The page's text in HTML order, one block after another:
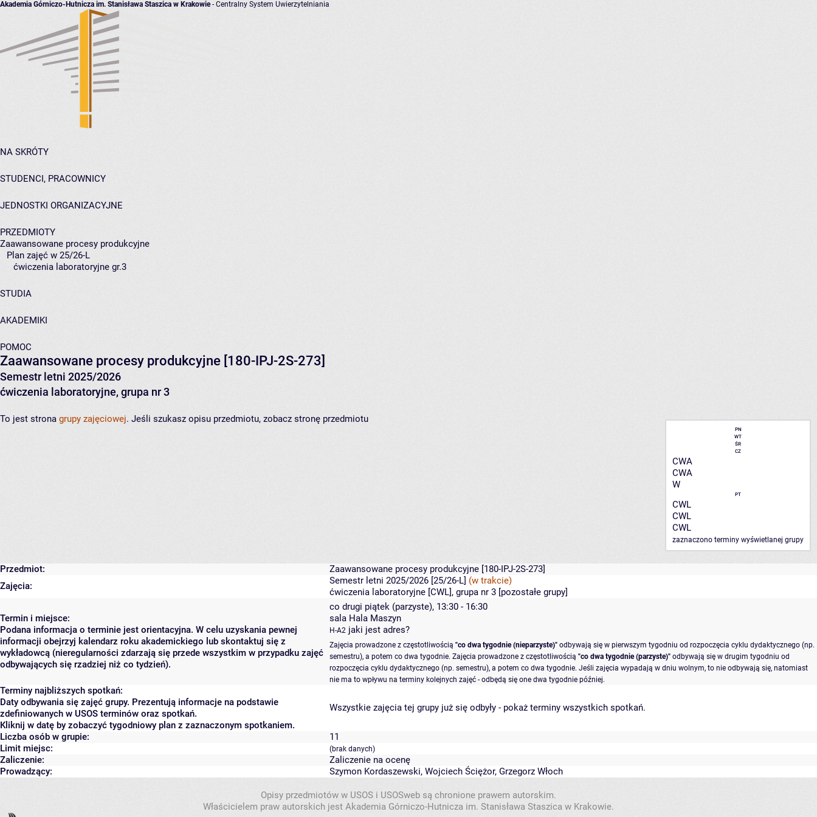
Akademia Górniczo-Hutnicza im. Stanisława Staszica w Krakowie- Centralny System Uwierzytelniania
NA SKRÓTY
STUDENCI, PRACOWNICY
JEDNOSTKI ORGANIZACYJNE
PRZEDMIOTY
Zaawansowane procesy produkcyjne
Plan zajęć w 25/26-L
ćwiczenia laboratoryjne gr.3
STUDIA
AKADEMIKI
POMOC
Zaawansowane procesy produkcyjne [180-IPJ-2S-273]
Semestr letni 2025/2026
ćwiczenia laboratoryjne, grupa nr 3
PN
WT
ŚR
CZ
CWA
CWA
W
PT
CWL
CWL
CWL
zaznaczono terminy wyświetlanej grupy
To jest strona grupy zajęciowej. Jeśli szukasz opisu przedmiotu, zobacz stronę przedmiotu
Przedmiot: Zaawansowane procesy produkcyjne [180-IPJ-2S-273]
Zajęcia:
Semestr letni 2025/2026 [25/26-L] (w trakcie)
ćwiczenia laboratoryjne [CWL], grupa nr 3 [pozostałe grupy]
Termin i miejsce:
Podana informacja o terminie jest orientacyjna. W celu uzyskania pewnej
informacji obejrzyj kalendarz roku akademickiego lub skontaktuj się z
wykładowcą (nieregularności zdarzają się przede wszystkim w przypadku zajęć
odbywających się rzadziej niż co tydzień).
co drugi piątek (parzyste), 13:30 - 16:30
sala Hala Maszyn
H-A2 jaki jest adres?
Zajęcia prowadzone z częstotliwością "co dwa tygodnie (nieparzyste)" odbywają się w pierwszym tygodniu od rozpoczęcia cyklu dydaktycznego (np.
semestru), a potem co dwa tygodnie. Zajęcia prowadzone z częstotliwością "co dwa tygodnie (parzyste)" odbywają się w drugim tygodniu od
rozpoczęcia cyklu dydaktycznego (np. semestru), a potem co dwa tygodnie. Jeśli zajęcia wypadają w dniu wolnym, to nie odbywają się, natomiast
nie ma to wpływu na terminy kolejnych zajęć - odbędą się one dwa tygodnie później.
Terminy najbliższych spotkań:
Daty odbywania się zajęć grupy. Prezentują informacje na podstawie
zdefiniowanych w USOS terminów oraz spotkań.
Kliknij w datę by zobaczyć tygodniowy plan z zaznaczonym spotkaniem.
Wszystkie zajęcia tej grupy już się odbyły - pokaż terminy wszystkich spotkań.
Liczba osób w grupie:
11
Limit miejsc:
(brak danych)
Zaliczenie:
Zaliczenie na ocenę
Prowadzący:
Szymon Kordaszewski, Wojciech Ściężor, Grzegorz Włoch
Opisy przedmiotów w USOS i USOSweb są chronione prawem autorskim.
Właścicielem praw autorskich jest Akademia Górniczo-Hutnicza im. Stanisława Staszica w Krakowie.